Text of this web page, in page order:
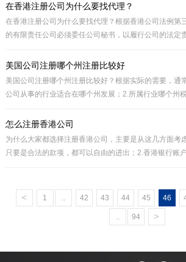
在香港注册公司为什么要找代理？
在香港注册公司为什么要找代理？根据香港公司法例第
的有限责任公司必须委任公司秘书，以履行公司的法定
美国公司注册哪个州注册比较好
美国公司注册哪个州注册比较好？根据实际的需要，通
公司从事的行业适合在哪个州发展；2.所属行业哪个州税
怎么注册香港公司
为什么大家都选择注册香港公司，主要是从这几方面考
只要是合法的款项，都可以自由的进出；2.香港银行账
< 1 .. 42 43 44 45 46
.. 94 >